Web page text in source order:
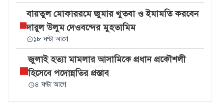
বায়তুল মোকাররমে জুমার খুতবা ও ইমামতি করবেন
দারুল উলুম দেওবন্দের মুহতামিম
১৮ ঘণ্টা আগে
জুলাই হত্যা মামলার আসামিকে প্রধান প্রকৌশলী
হিসেবে পদোন্নতির প্রস্তাব
৪ ঘণ্টা আগে